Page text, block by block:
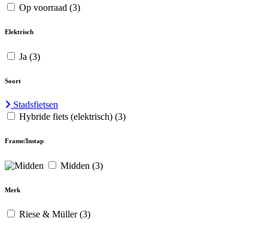
Op voorraad (3)
Elektrisch
Ja (3)
Soort
Stadsfietsen
Hybride fiets (elektrisch) (3)
Frame/Instap
Midden (3)
Merk
Riese & Müller(3)